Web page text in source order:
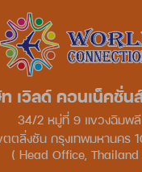
เวิลด์ คอนเน็คชั่น
34/2 หมู่ที่ 9 แขวงฉิมพลี
ตตลิ่งชัน กรุงเทพมหานคร
( Head Office, Thailand